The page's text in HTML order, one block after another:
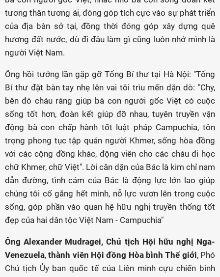
tương thân tương ái, đóng góp tích cực vào sự phát triển
của địa bàn sở tại, đồng thời đóng góp xây dựng quê
hương đất nước, dù đi đâu làm gì cũng luôn nhớ mình là
người Việt Nam.
Ông hồi tưởng lần gặp gỡ Tổng Bí thư tại Hà Nội: "Tổng
Bí thư đặt bàn tay nhẹ lên vai tôi trìu mến dặn dò: "Chy,
bên đó cháu ráng giúp bà con người gốc Việt có cuộc
sống tốt hơn, đoàn kết giúp đỡ nhau, tuyên truyền vận
động bà con chấp hành tốt luật pháp Campuchia, tôn
trọng phong tục tập quán người Khmer, sống hòa đồng
với các cộng đồng khác, động viên cho các cháu đi học
chữ Khmer, chữ Việt". Lời căn dặn của Bác là kim chỉ nam
dẫn đường, tình cảm của Bác là động lực lớn lao giúp
chúng tôi cố gắng hết mình, nỗ lực vươn lên trong cuộc
sống, góp phần vào quan hệ hữu nghị truyền thống tốt
đẹp của hai dân tộc Việt Nam - Campuchia"
Ông Alexander Mudragei, Chủ tịch Hội hữu nghị Nga-
Venezuela, thành viên Hội đồng Hòa bình Thế giới, Phó
Chủ tịch Ủy ban quốc tế của Liên minh cựu chiến binh